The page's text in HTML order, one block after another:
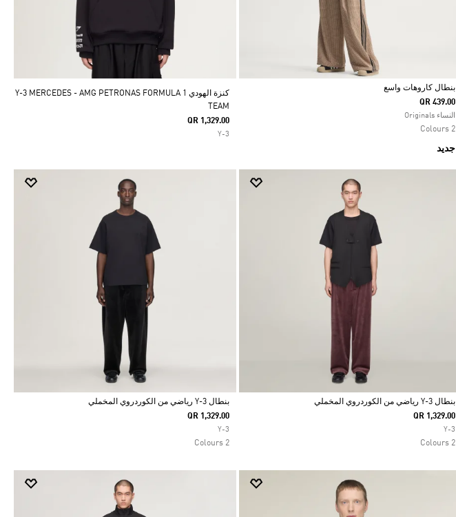
Selected
بنطال كاروهات واسع
QR 439.00
النساء Originals
2 Colours
جديد
كنزة الهودي Y-3 MERCEDES - AMG PETRONAS FORMULA 1
TEAM
QR 1,329.00
Y-3
Selected
بنطال Y-3 رياضي من الكوردروي المخملي
QR 1,329.00
Y-3
2 Colours
Selected
بنطال Y-3 رياضي من الكوردروي المخملي
QR 1,329.00
Y-3
2 Colours